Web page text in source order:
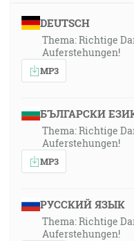
DEUTSCH
Thema: Richtige
Auferstehungen!
MP3
БЪЛГАРСКИ
Thema: Richtige
Auferstehungen!
MP3
РУССКИЙ ЯЗЫК
Thema: Richtige
Auferstehungen!